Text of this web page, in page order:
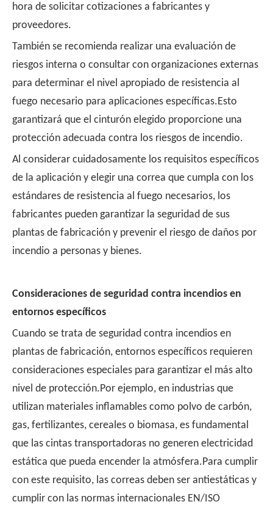
hora de solicitar cotizaciones a fabricantes y
proveedores.
También se recomienda realizar una evaluación de
riesgos interna o consultar con organizaciones externas
para determinar el nivel apropiado de resistencia al
fuego necesario para aplicaciones específicas.Esto
garantizará que el cinturón elegido proporcione una
protección adecuada contra los riesgos de incendio.
Al considerar cuidadosamente los requisitos específicos
de la aplicación y elegir una correa que cumpla con los
estándares de resistencia al fuego necesarios, los
fabricantes pueden garantizar la seguridad de sus
plantas de fabricación y prevenir el riesgo de daños por
incendio a personas y bienes.
Consideraciones de seguridad contra incendios en
entornos específicos
Cuando se trata de seguridad contra incendios en
plantas de fabricación, entornos específicos requieren
consideraciones especiales para garantizar el más alto
nivel de protección.Por ejemplo, en industrias que
utilizan materiales inflamables como polvo de carbón,
gas, fertilizantes, cereales o biomasa, es fundamental
que las cintas transportadoras no generen electricidad
estática que pueda encender la atmósfera.Para cumplir
con este requisito, las correas deben ser antiestáticas y
cumplir con las normas internacionales EN/ISO